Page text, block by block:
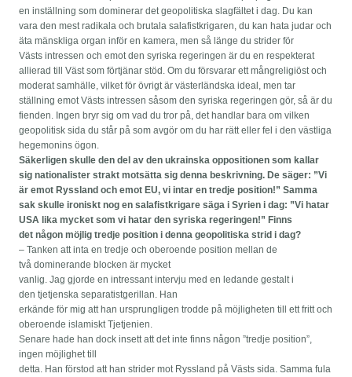
en inställning som dominerar det geopolitiska slagfältet i dag. Du kan
vara den mest radikala och brutala salafistkrigaren, du kan hata judar och
äta mänskliga organ inför en kamera, men så länge du strider för
Västs intressen och emot den syriska regeringen är du en respekterat
allierad till Väst som förtjänar stöd. Om du försvarar ett mångreligiöst och
moderat samhälle, vilket för övrigt är västerländska ideal, men tar
ställning emot Västs intressen såsom den syriska regeringen gör, så är du
fienden. Ingen bryr sig om vad du tror på, det handlar bara om vilken
geopolitisk sida du står på som avgör om du har rätt eller fel i den västliga
hegemonins ögon.
Säkerligen skulle den del av den ukrainska oppositionen som kallar
sig nationalister strakt motsätta sig denna beskrivning. De säger: ”Vi
är emot Ryssland och emot EU, vi intar en tredje position!” Samma
sak skulle ironiskt nog en salafistkrigare säga i Syrien i dag: ”Vi hatar
USA lika mycket som vi hatar den syriska regeringen!” Finns
det någon möjlig tredje position i denna geopolitiska strid i dag?
– Tanken att inta en tredje och oberoende position mellan de
två dominerande blocken är mycket
vanlig. Jag gjorde en intressant intervju med en ledande gestalt i
den tjetjenska separatistgerillan. Han
erkände för mig att han ursprungligen trodde på möjligheten till ett fritt och
oberoende islamiskt Tjetjenien.
Senare hade han dock insett att det inte finns någon ”tredje position”,
ingen möjlighet till
detta. Han förstod att han strider mot Ryssland på Västs sida. Samma fula